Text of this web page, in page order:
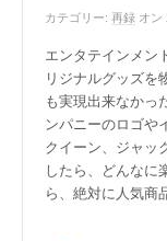
カテゴリー: 再録 オン
エンタテインメン
リジナルグッズを
も実現出来なかっ
ンパニーのロゴや
クイーン、ジャッ
したら、どんなに
ら、絶対に人気商